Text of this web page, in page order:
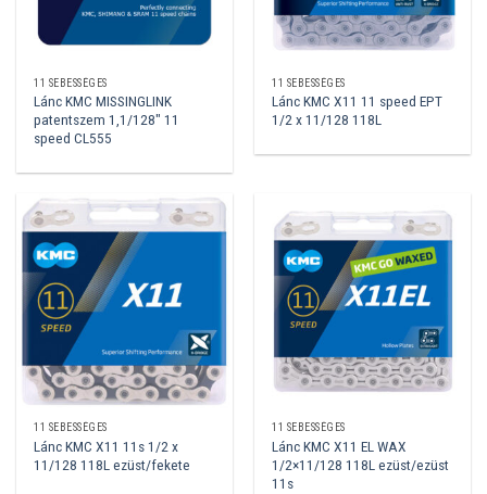
11 SEBESSÉGES
Lánc KMC MISSINGLINK
patentszem 1,1/128″ 11
speed CL555
11 SEBESSÉGES
Lánc KMC X11 11 speed EPT
1/2 x 11/128 118L
11 SEBESSÉGES
Lánc KMC X11 11s 1/2 x
11/128 118L ezüst/fekete
11 SEBESSÉGES
Lánc KMC X11 EL WAX
1/2×11/128 118L ezüst/ezüst
11s